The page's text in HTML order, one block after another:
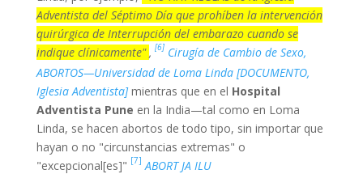
Adventista del Séptimo Día que prohíben la intervención
quirúrgica de Interrupción del embarazo cuando se
indique clínicamente", [6] Cirugía de Cambio de Sexo,
ABORTOS—Universidad de Loma Linda [DOCUMENTO,
Iglesia Adventista] mientras que en el Hospital
Adventista Pune en la India—tal como en Loma
Linda, se hacen abortos de todo tipo, sin importar que
hayan o no "circunstancias extremas" o
"excepcional[es]" [7] ABORT JA ILU